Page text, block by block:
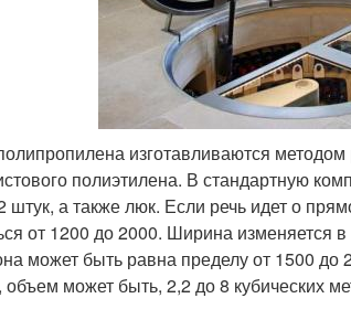
изготавливаются
полиэтилена. В стандартную
штук, а также люк. Если речь идет о
от 1200 до 2000. Ширина изменяется
может быть равна пределу от 1500
может быть, 2,2 до 8 кубических